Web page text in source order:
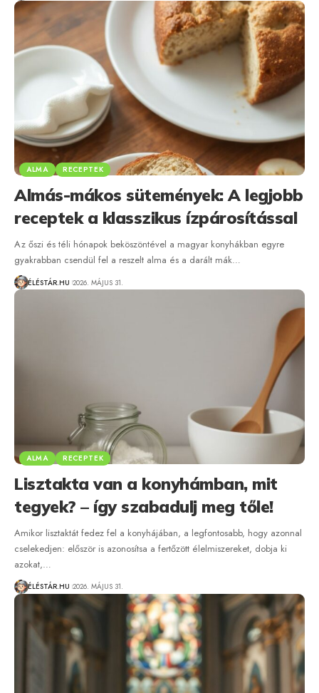
ALMA RECEPTEK
Almás-mákos sütemények: A legjobb
receptek a klasszikus ízpárosítással
Az őszi és téli hónapok beköszöntével a magyar konyhákban egyre
gyakrabban csendül fel a reszelt alma és a darált mák…
ÉLÉSTÁR.HU 2026. MÁJUS 31.
ALMA RECEPTEK
Lisztakta van a konyhámban, mit
tegyek? – így szabadulj meg tőle!
Amikor lisztaktát fedez fel a konyhájában, a legfontosabb, hogy azonnal
cselekedjen: először is azonosítsa a fertőzött élelmiszereket, dobja ki
azokat,…
ÉLÉSTÁR.HU 2026. MÁJUS 31.